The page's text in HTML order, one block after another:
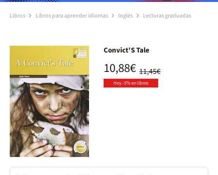
Libros Libros para aprender idiomas Inglés Lecturas graduadas
Convict'S Tale
11,45€
10,88€
Hoy -5% en libros